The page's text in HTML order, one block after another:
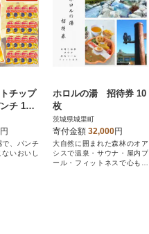
チップ
チ 1ケ
数量限
円
で、パンチ
いおいし
ホロルの湯 招待券 10
枚
茨城県城里町
寄付金額 32,000円
大自然に囲まれた森林のオア
シスで温泉・サウナ・屋内プ
ール・フィットネスで心も体